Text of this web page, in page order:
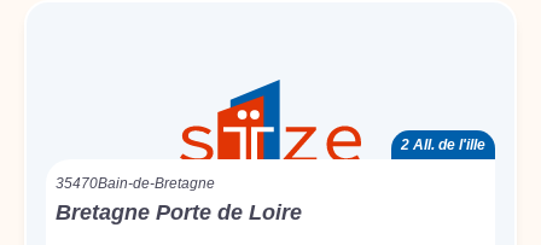
2 All. de l'ille
35470Bain-de-Bretagne
Bretagne Porte de Loire